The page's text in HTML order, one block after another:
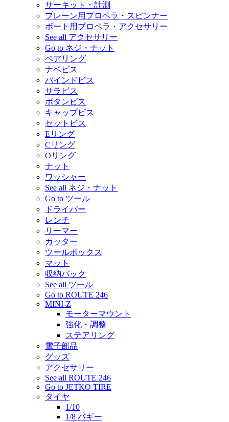
サーキット・計測
プレーン用プロペラ・スピンナー
ボート用プロペラ・アクセサリー
See all アクセサリー
Go to ネジ・ナット
ベアリング
ナベビス
バインドビス
サラビス
ボタンビス
キャップビス
セットビス
Eリング
Cリング
Oリング
ナット
ワッシャー
See all ネジ・ナット
Go to ツール
ドライバー
レンチ
リーマー
カッター
ツールボックス
マット
収納バック
See all ツール
Go to ROUTE 246
MINI-Z
モーターマウント
強化・調整
ステアリング
電子部品
グッズ
アクセサリー
See all ROUTE 246
Go to JETKO TIRE
タイヤ
1/10
1/8 バギー